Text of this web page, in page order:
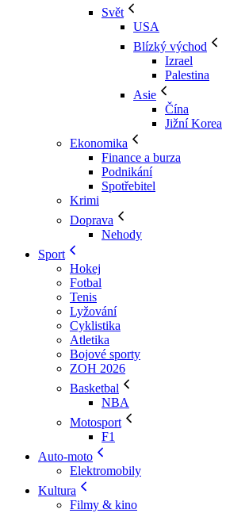
Svět
USA
Blízký východ
Izrael
Palestina
Asie
Čína
Jižní Korea
Ekonomika
Finance a burza
Podnikání
Spotřebitel
Krimi
Doprava
Nehody
Sport
Hokej
Fotbal
Tenis
Lyžování
Cyklistika
Atletika
Bojové sporty
ZOH 2026
Basketbal
NBA
Motosport
F1
Auto-moto
Elektromobily
Kultura
Filmy & kino